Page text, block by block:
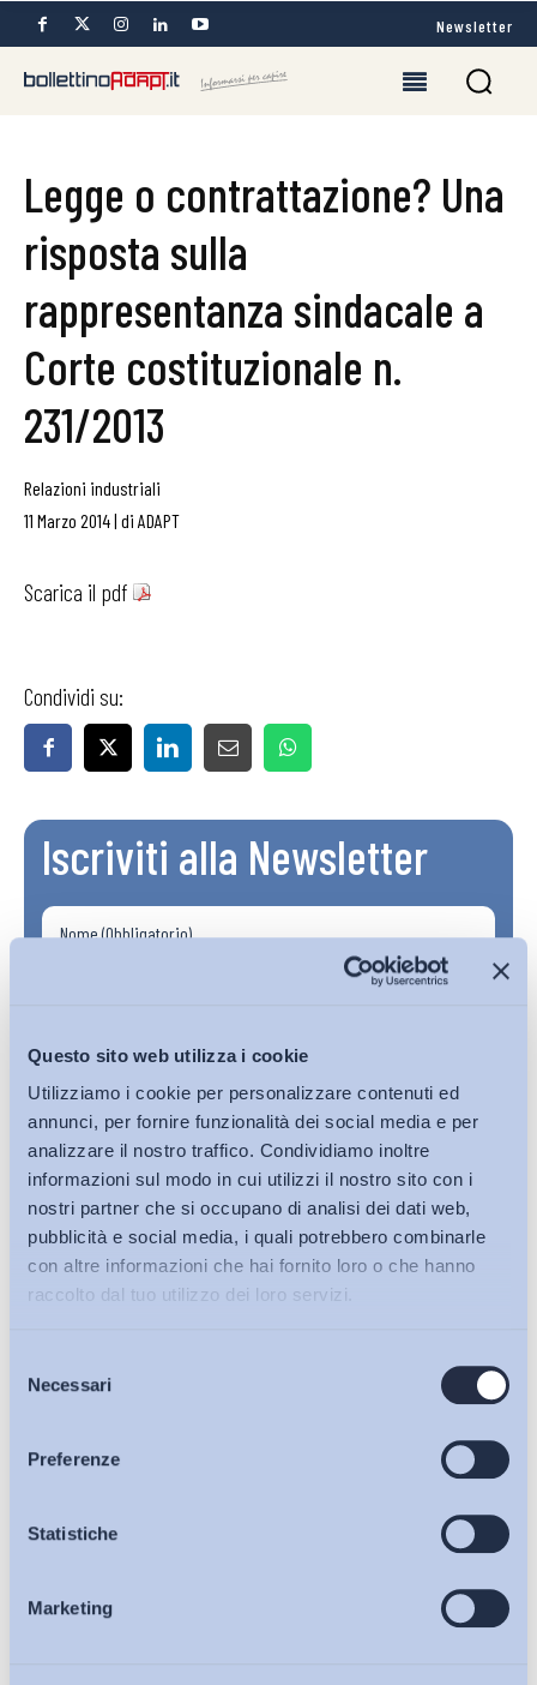
Questo sito web utilizza i cookie
Utilizziamo i cookie per personalizzare contenuti ed
annunci, per fornire funzionalità dei social media e per
analizzare il nostro traffico. Condividiamo inoltre
informazioni sul modo in cui utilizzi il nostro sito con i
nostri partner che si occupano di analisi dei dati web,
pubblicità e social media, i quali potrebbero combinarle
con altre informazioni che hai fornito loro o che hanno
raccolto dal tuo utilizzo dei loro servizi.
delNecessari
Preferenze
Statistiche
Marketing
Bollettini ADAPT
Articoli
Osservatori
Eventi
Newsletter
Legge o contrattazione? Una
risposta sulla
rappresentanza sindacale a
Corte costituzionale n.
231/2013
Relazioni industriali
11 Marzo 2014| di ADAPT
Scarica il pdf
Condividi su:
Iscriviti alla Newsletter
Ho letto e Accetto il trattamento dei dati personali descritti